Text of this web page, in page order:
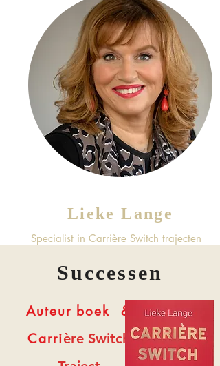
Lieke Lange
Specialist in Carrière Switch trajecten
Successen
Auteur boek &
Carrière Switch